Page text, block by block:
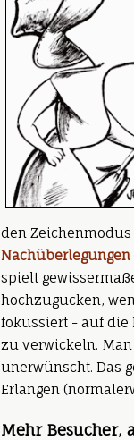
den
Nachüberlegungen
spielt
hochzugucken,
fokussiert - auf die
zu verwickeln.
unerwünscht. Das
Erlangen
Mehr Besucher,